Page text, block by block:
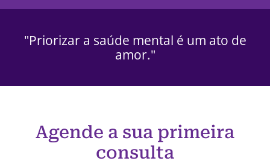
"Priorizar a saúde mental é um ato de
amor."
Agende a sua primeira
consulta